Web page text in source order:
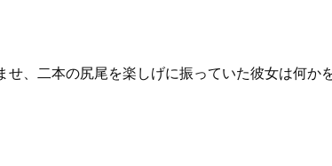
、二本の尻尾を楽しげに振っていた彼女は何か